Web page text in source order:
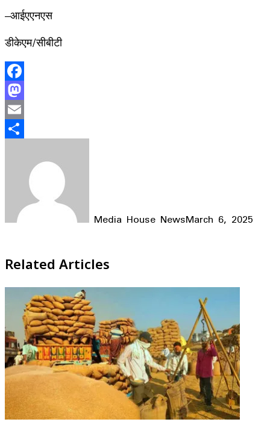
–आईएएनएस
डीकेएम/सीबीटी
Facebook
Mastodon
Email
Media House NewsMarch 6, 2025
Related Articles